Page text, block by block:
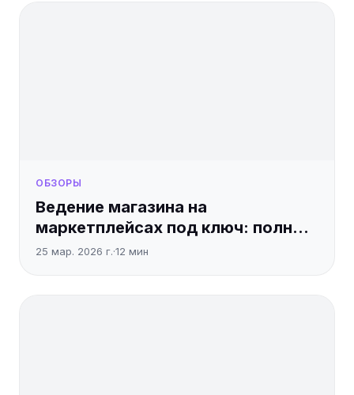
ОБЗОРЫ
Ведение магазина на
маркетплейсах под ключ: полный
гайд
25 мар. 2026 г.·12 мин